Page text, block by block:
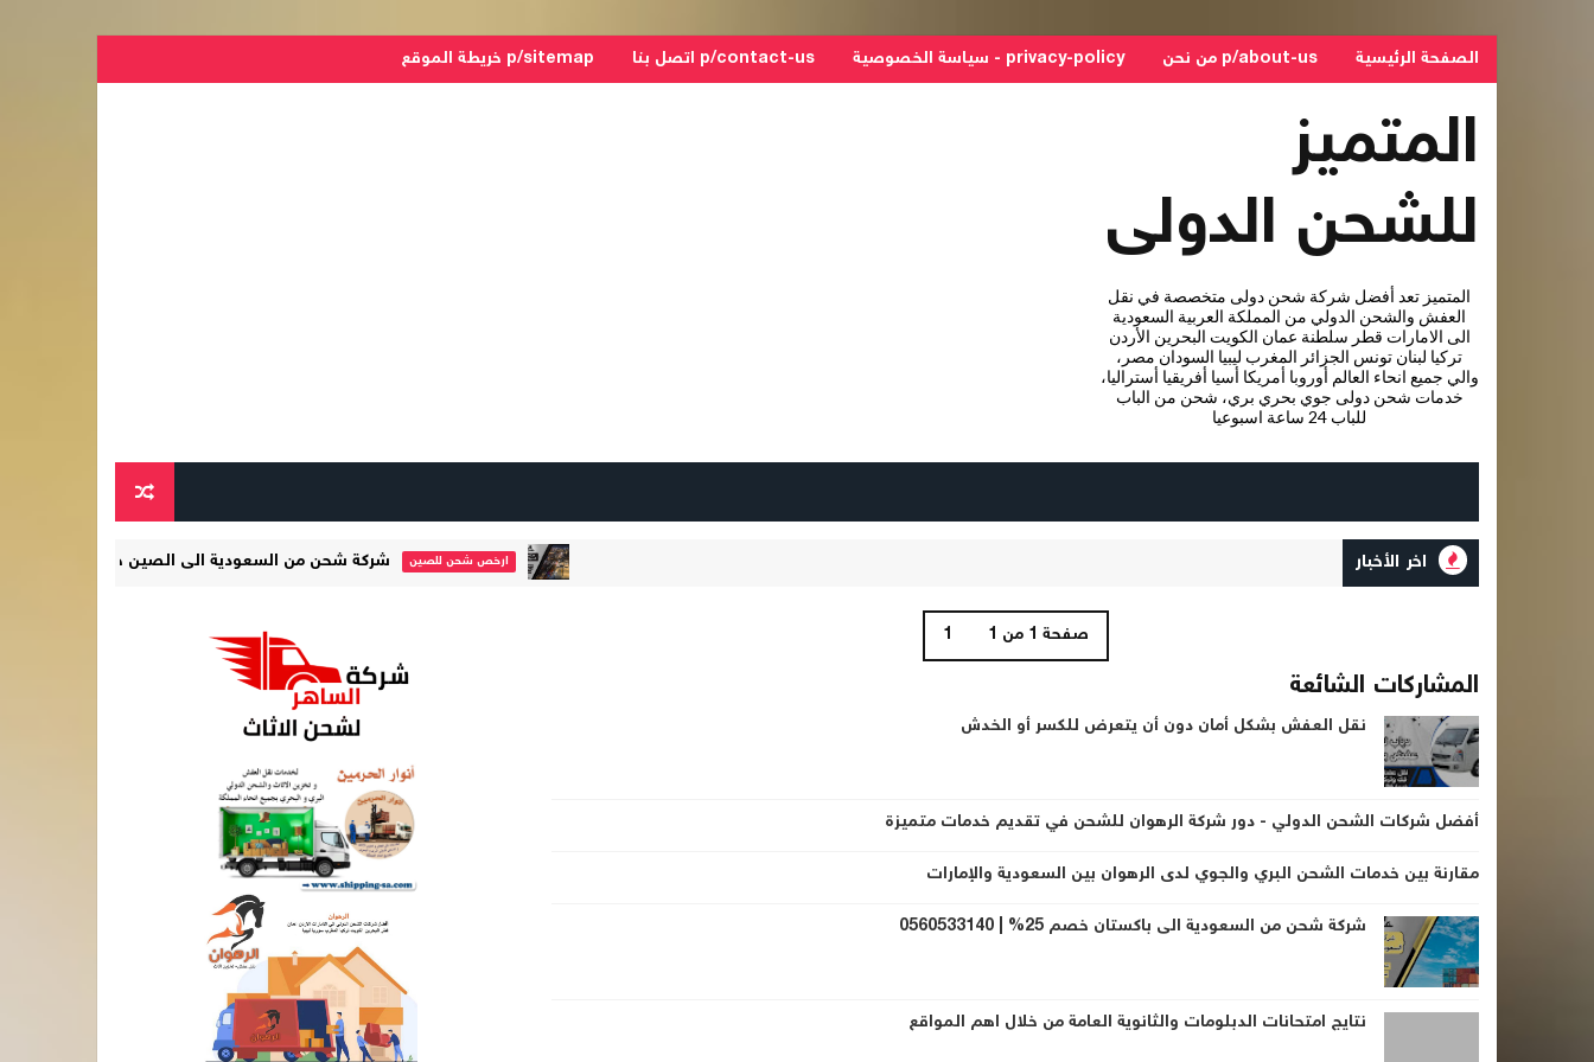
الصفحة الرئيسية p/about-us من نحن privacy-policy - سياسة الخصوصية p/contact-us اتصل بنا p/sitemap خريطة الموقع
المتميز
للشحن الدولى
المتميز تعد أفضل شركة شحن دولى متخصصة في نقل
العفش والشحن الدولي من المملكة العربية السعودية
الى الامارات قطر سلطنة عمان الكويت البحرين الأردن
تركيا لبنان تونس الجزائر المغرب ليبيا السودان مصر،
والي جميع انحاء العالم أوروبا أمريكا أسيا أفريقيا أستراليا،
خدمات شحن دولى جوي بحري بري، شحن من الباب
للباب 24 ساعة اسبوعيا
اخر الأخبار ارخص شحن للصين شركة شحن من السعودية الى الصين خصم 25% | 0560533140
صفحة 1 من 1 1
المشاركات الشائعة
نقل العفش بشكل أمان دون أن يتعرض للكسر أو الخدش
أفضل شركات الشحن الدولي - دور شركة الرهوان للشحن في تقديم خدمات متميزة
مقارنة بين خدمات الشحن البري والجوي لدى الرهوان بين السعودية والإمارات
شركة شحن من السعودية الى باكستان خصم 25% | 0560533140
نتايج امتحانات الدبلومات والثانوية العامة من خلال اهم المواقع